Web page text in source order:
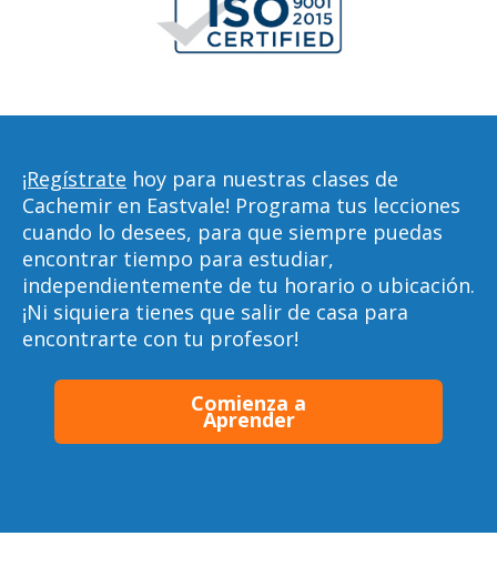
¡Regístrate hoy para nuestras clases de
Cachemir en Eastvale! Programa tus lecciones
cuando lo desees, para que siempre puedas
encontrar tiempo para estudiar,
independientemente de tu horario o ubicación.
¡Ni siquiera tienes que salir de casa para
encontrarte con tu profesor!
Comienza a
Aprender